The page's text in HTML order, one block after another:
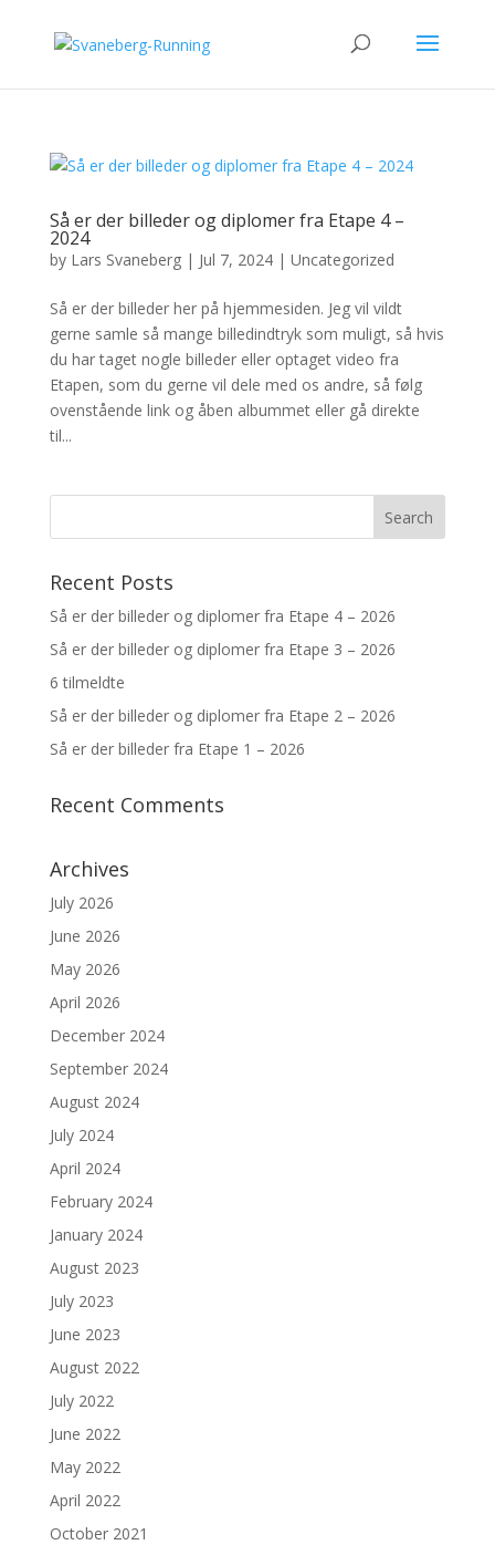
Så er der billeder og diplomer fra Etape 4 –
2024
by Lars Svaneberg| Jul 7, 2024| Uncategorized
Så er der billeder her på hjemmesiden. Jeg vil vildt
gerne samle så mange billedindtryk som muligt, så hvis
du har taget nogle billeder eller optaget video fra
Etapen, som du gerne vil dele med os andre, så følg
ovenstående link og åben albummet eller gå direkte
til...
Recent Posts
Så er der billeder og diplomer fra Etape 4 – 2026
Så er der billeder og diplomer fra Etape 3 – 2026
6 tilmeldte
Så er der billeder og diplomer fra Etape 2 – 2026
Så er der billeder fra Etape 1 – 2026
Recent Comments
Archives
July 2026
June 2026
May 2026
April 2026
December 2024
September 2024
August 2024
July 2024
April 2024
February 2024
January 2024
August 2023
July 2023
June 2023
August 2022
July 2022
June 2022
May 2022
April 2022
October 2021